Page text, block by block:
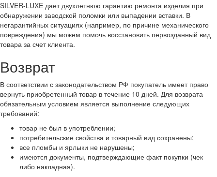
SILVER-LUXE дает двухлетнюю гарантию ремонта изделия при
обнаружении заводской поломки или выпадении вставки. В
негарантийных ситуациях (например, по причине механического
повреждения) мы можем помочь восстановить первозданный вид
товара за счет клиента.
Возврат
В соответствии с законодательством РФ покупатель имеет право
вернуть приобретенный товар в течение 10 дней. Для возврата
обязательным условием является выполнение следующих
требований:
товар не был в употреблении;
потребительские свойства и товарный вид сохранены;
все пломбы и ярлыки не нарушены;
имеются документы, подтверждающие факт покупки (чек
либо накладная).